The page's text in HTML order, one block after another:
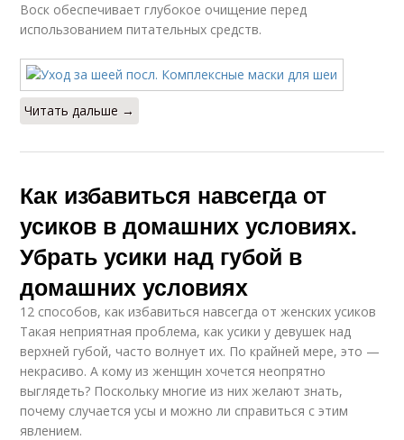
Воск обеспечивает глубокое очищение перед
использованием питательных средств.
Читать дальше →
Как избавиться навсегда от
усиков в домашних условиях.
Убрать усики над губой в
домашних условиях
12 способов, как избавиться навсегда от женских усиков
Такая неприятная проблема, как усики у девушек над
верхней губой, часто волнует их. По крайней мере, это —
некрасиво. А кому из женщин хочется неопрятно
выглядеть? Поскольку многие из них желают знать,
почему случается усы и можно ли справиться с этим
явлением.